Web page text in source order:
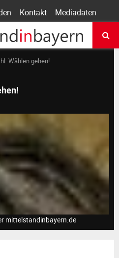
Kontakt Mediadaten
Wählen gehen!
mittelstandinbayern.de